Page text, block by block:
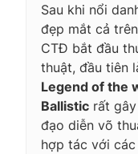
Sau khi nổi
đẹp mắt cả
CTĐ bắt đầu
thuật, đầu tiên
Legend of the
Ballistic rất
đạo diễn võ
hợp tác với